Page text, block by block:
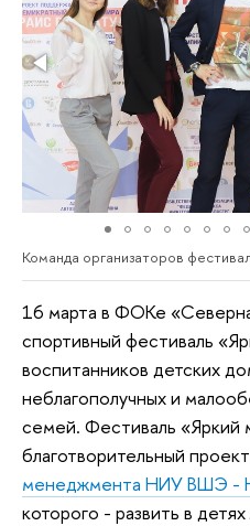
Команда организаторов
16 марта в ФОКе
спортивный фестиваль
воспитанников детских
неблагополучных и
семей. Фестиваль «Яркий
благотворительный
менеджмента НИУ ВШЭ -
которого - развить в